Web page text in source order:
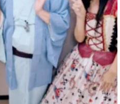
ションプリンセス【公式】
白浜町・三段壁」